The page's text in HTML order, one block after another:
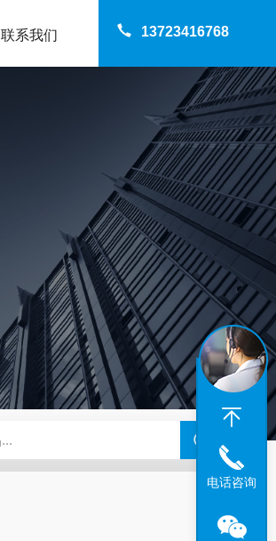
13723416768
联系我们
瑞士万通水分仪 布鲁克SkyScan2211高分
电话咨询